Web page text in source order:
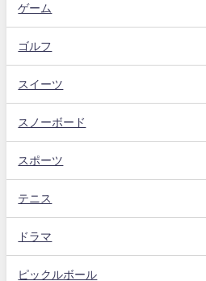
ゲーム
ゴルフ
スイーツ
スノーボード
スポーツ
テニス
ドラマ
ピックルボール